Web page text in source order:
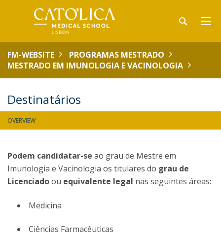
FM-WEBSITE
PROGRAMAS MESTRADO
MESTRADO EM IMUNOLOGIA E VACINOLOGIA
Destinatários
OVERVIEW
Podem candidatar-se ao grau de Mestre em
Imunologia e Vacinologia os titulares do grau de
Licenciadoou equivalente legal nas seguintes áreas:
Medicina
Ciências Farmacêuticas